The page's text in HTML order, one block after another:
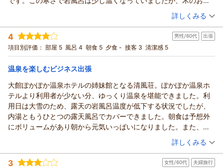
呂は熱くてちょうど良かったです。ミストサウナも適温で良かっ
館内は割と新しく、清掃も行き届いていました。お部屋も快適に
過ごせました。
朝食は部屋番号のテーブルにおかずが置いてあり、ご飯と味噌汁
とができました。美味しかったです。
日帰り客が多いのも納得、全体的に大満足でした。
（投稿日：2026/02/14）
宿泊時期： 2026年02月宿泊 (夫婦旅行)
投稿者： ななさん(女性/50代)
宿泊プラン： 【じゃらんスペシャルウィーク】【朝食付】和朝食で1日をス
タート！チェックインは22時までOK
和室 朝のみ
宿泊価格帯： 5,001～6,000円(大人一人あたり/税込)
詳しくみる
4 男性/60代 出張
項目別評価： 部屋 5 風呂 4 朝食 5 夕食 - 接客 3 清潔感 5
温泉を楽しむビジネス出張
大館ぽかぽか温泉ホテルの姉妹館となる清風荘。ぽかぽか温泉ホ
テルより利用者が少ない分、ゆっくり温泉を堪能できました。利
用日は大雪のため、露天の岩風呂温度が低下する状況でしたが、
内湯ともうひとつの露天風呂でカバーできました。朝食は予想外
にボリュームがあり朝から元気いっぱいになりました。また、利
（投稿日：2026/01/31）
宿泊時期： 2026年01月宿泊 (出張)
投稿者： 温泉大好きあきらさんさん
詳しくみる
3 女性/60代 夫婦旅行